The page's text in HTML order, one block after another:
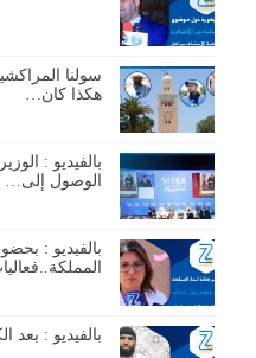
سولنا
هكذا كان…
بالفيديو :
الوصول إلى…
بالفيديو :
بالفيديو : بعد